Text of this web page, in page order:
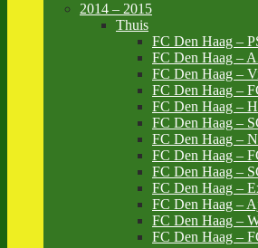
2014 – 2015
Thuis
FC Den Haag –
FC Den Haag –
FC Den Haag –
FC Den Haag –
FC Den Haag –
FC Den Haag –
FC Den Haag –
FC Den Haag –
FC Den Haag –
FC Den Haag –
FC Den Haag –
FC Den Haag –
FC Den Haag –